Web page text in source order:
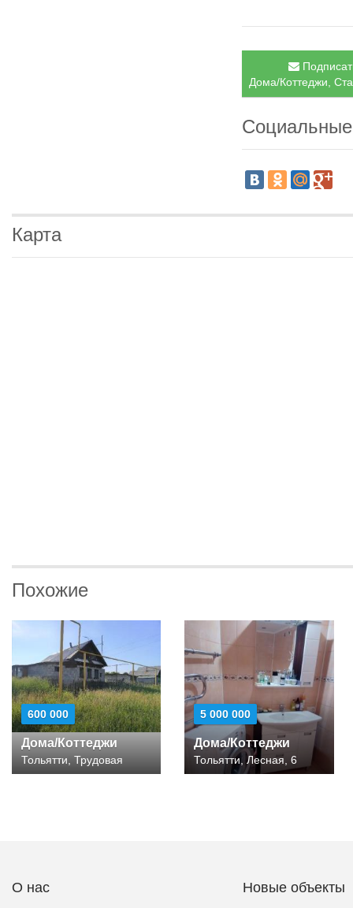
Дома/Коттеджи,
Карта
Похожие
600 000
Дома/Коттеджи
Тольятти, Трудовая
5 000 000
Дома/Коттеджи
Тольятти, Лесная, 6
О нас Новые объекты